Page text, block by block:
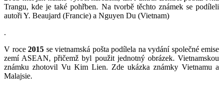
Trangu, kde je také pohřben. Na tvorbě těchto známek se podíleli
autoři Y. Beaujard (Francie) a Nguyen Du (Vietnam)
.
V roce 2015 se vietnamská pošta podílela na vydání společné emise
zemí ASEAN, přičemž byl použit jednotný obrázek. Vietnamskou
známku zhotovil Vu Kim Lien. Zde ukázka známky Vietnamu a
Malajsie.